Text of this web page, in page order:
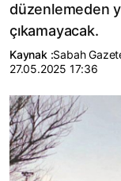
düzenlemeden
çıkamayacak.
Kaynak :Sabah
27.05.2025 17:36